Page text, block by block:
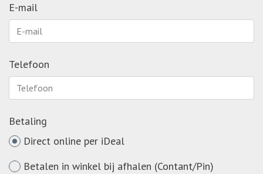
E-mail
Telefoon
Betaling
Direct online per iDeal
Betalen in winkel bij afhalen (Contant/Pin)